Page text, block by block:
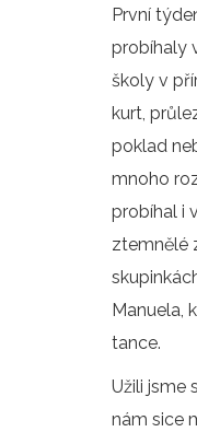
První
probíhaly
školy v
kurt,
poklad
mnoho
probíhal i
ztemnělé
Manuela,
tance.
Užili jsme
nám sice